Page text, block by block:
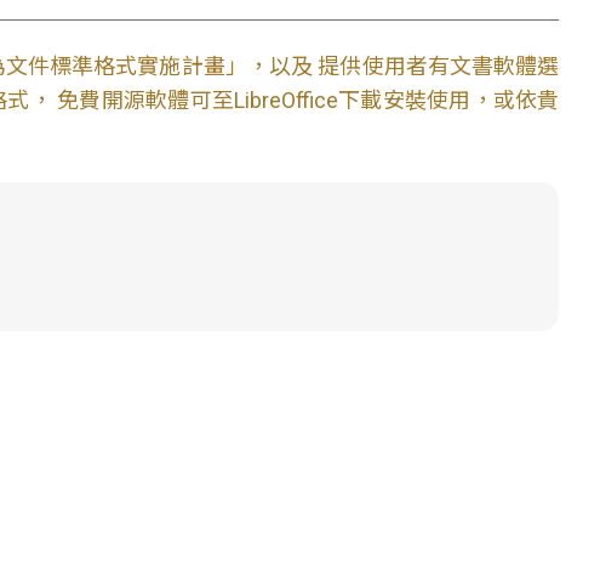
件標準格式實施計畫」，以及 提供使用者有文書軟體選
， 免費開源軟體可至LibreOffice下載安裝使用，或依貴